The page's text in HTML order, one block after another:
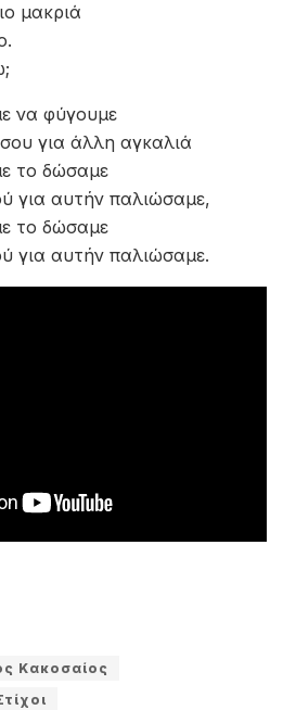
μακριά
να φύγουμε
για άλλη αγκαλιά
το δώσαμε
για αυτήν παλιώσαμε,
το δώσαμε
για αυτήν παλιώσαμε.
Κακοσαίος